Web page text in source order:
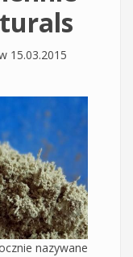
15.03.2015
nazywane